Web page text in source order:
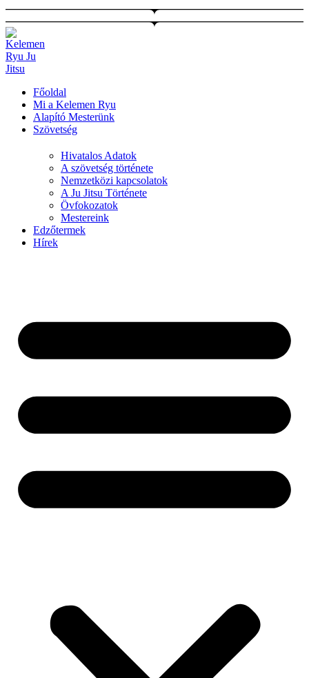
Ugrás
a
tartalomhoz
Főoldal
Mi a Kelemen Ryu
Alapító Mesterünk
Szövetség
Hivatalos Adatok
A szövetség története
Nemzetközi kapcsolatok
A Ju Jitsu Története
Övfokozatok
Mestereink
Edzőtermek
Hírek